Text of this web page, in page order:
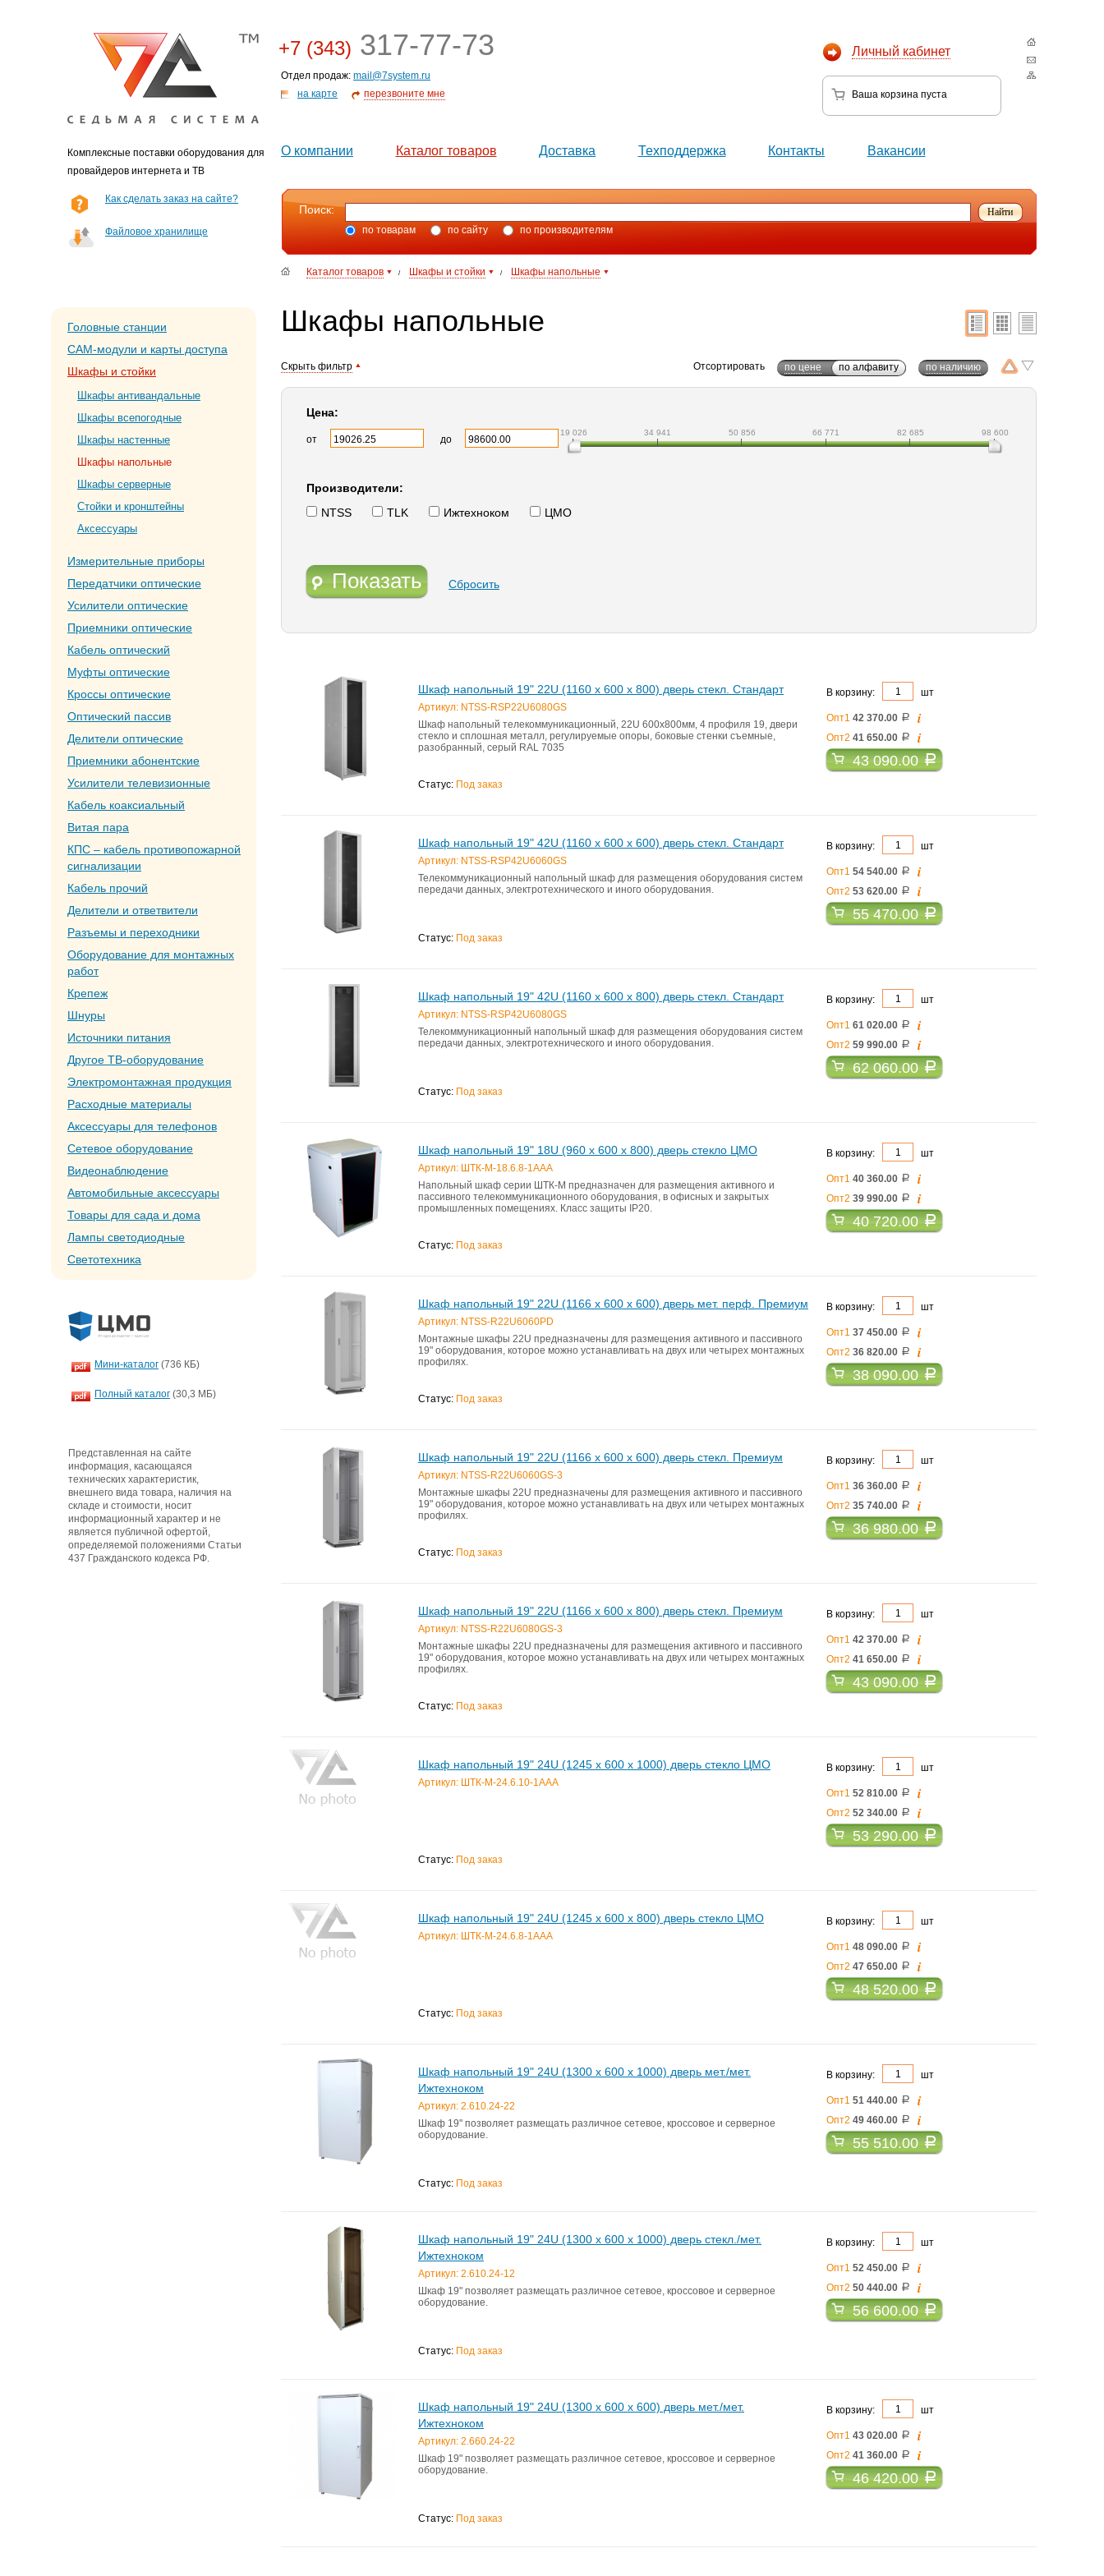
Комплексные поставки оборудования для
провайдеров интернета и ТВ
Личный кабинет
Ваша корзина пуста
+7 (343) 317-77-73
Отдел продаж: mail@7system.ru
на карте
перезвоните мне
О компании Каталог товаров Доставка Техподдержка Контакты Вакансии
Как сделать заказ на сайте?
Файловое хранилище
Поиск:
по товарам по сайту по производителям
Каталог товаров / Шкафы и стойки / Шкафы напольные
Головные станции
CAM-модули и карты доступа
Шкафы и стойки
Шкафы антивандальные
Шкафы всепогодные
Шкафы настенные
Шкафы напольные
Шкафы серверные
Стойки и кронштейны
Аксессуары
Измерительные приборы
Передатчики оптические
Усилители оптические
Приемники оптические
Кабель оптический
Муфты оптические
Кроссы оптические
Оптический пассив
Делители оптические
Приемники абонентские
Усилители телевизионные
Кабель коаксиальный
Витая пара
КПС – кабель противопожарной
сигнализации
Кабель прочий
Делители и ответвители
Разъемы и переходники
Оборудование для монтажных
работ
Крепеж
Шнуры
Источники питания
Другое ТВ-оборудование
Электромонтажная продукция
Расходные материалы
Аксессуары для телефонов
Сетевое оборудование
Видеонаблюдение
Автомобильные аксессуары
Товары для сада и дома
Лампы светодиодные
Светотехника
Мини-каталог (736 КБ)
Полный каталог (30,3 МБ)
Представленная на сайте
информация, касающаяся
технических характеристик,
внешнего вида товара, наличия на
складе и стоимости, носит
информационный характер и не
является публичной офертой,
определяемой положениями Статьи
437 Гражданского кодекса РФ.
Шкафы напольные
Отсортировать по цене по алфавиту по наличию
Скрыть фильтр
Цена:
от до
19 026 34 941 50 856 66 771 82 685 98 600
Производители:
NTSS
TLK Ижтехноком ЦМО
Показать Сбросить
Шкаф напольный 19" 22U (1160 х 600 х 800) дверь стекл. Стандарт
Артикул: NTSS-RSP22U6080GS
Шкаф напольный телекоммуникационный, 22U 600х800мм, 4 профиля 19, двери
стекло и сплошная металл, регулируемые опоры, боковые стенки съемные,
разобранный, серый RAL 7035
Статус: Под заказ
В корзину: шт
Опт1 42 370.00 a i
Опт2 41 650.00 a i
43 090.00a
Шкаф напольный 19" 42U (1160 х 600 х 600) дверь стекл. Стандарт
Артикул: NTSS-RSP42U6060GS
Телекоммуникационный напольный шкаф для размещения оборудования систем
передачи данных, электротехнического и иного оборудования.
Статус: Под заказ
В корзину: шт
Опт1 54 540.00 a i
Опт2 53 620.00 a i
55 470.00a
Шкаф напольный 19" 42U (1160 х 600 х 800) дверь стекл. Стандарт
Артикул: NTSS-RSP42U6080GS
Телекоммуникационный напольный шкаф для размещения оборудования систем
передачи данных, электротехнического и иного оборудования.
Статус: Под заказ
В корзину: шт
Опт1 61 020.00 a i
Опт2 59 990.00 a i
62 060.00a
Шкаф напольный 19" 18U (960 x 600 x 800) дверь стекло ЦМО
Артикул: ШТК-М-18.6.8-1ААА
Напольный шкаф серии ШТК-М предназначен для размещения активного и
пассивного телекоммуникационного оборудования, в офисных и закрытых
промышленных помещениях. Класс защиты IP20.
Статус: Под заказ
В корзину: шт
Опт1 40 360.00 a i
Опт2 39 990.00 a i
40 720.00a
Шкаф напольный 19" 22U (1166 х 600 х 600) дверь мет. перф. Премиум
Артикул: NTSS-R22U6060PD
Монтажные шкафы 22U предназначены для размещения актив­ного и пассивного
19" оборудования, которое можно устанавливать на двух или четырех монтажных
профилях.
Статус: Под заказ
В корзину: шт
Опт1 37 450.00 a i
Опт2 36 820.00 a i
38 090.00a
Шкаф напольный 19" 22U (1166 х 600 х 600) дверь стекл. Премиум
Артикул: NTSS-R22U6060GS-3
Монтажные шкафы 22U предназначены для размещения актив­ного и пассивного
19" оборудования, которое можно устанавливать на двух или четырех монтажных
профилях.
Статус: Под заказ
В корзину: шт
Опт1 36 360.00 a i
Опт2 35 740.00 a i
36 980.00a
Шкаф напольный 19" 22U (1166 х 600 х 800) дверь стекл. Премиум
Артикул: NTSS-R22U6080GS-3
Монтажные шкафы 22U предназначены для размещения актив­ного и пассивного
19" оборудования, которое можно устанавливать на двух или четырех монтажных
профилях.
Статус: Под заказ
В корзину: шт
Опт1 42 370.00 a i
Опт2 41 650.00 a i
43 090.00a
Шкаф напольный 19" 24U (1245 x 600 x 1000) дверь стекло ЦМО
Артикул: ШТК-М-24.6.10-1ААА
Статус: Под заказ
В корзину: шт
Опт1 52 810.00 a i
Опт2 52 340.00 a i
53 290.00a
Шкаф напольный 19" 24U (1245 x 600 x 800) дверь стекло ЦМО
Артикул: ШТК-М-24.6.8-1ААА
Статус: Под заказ
В корзину: шт
Опт1 48 090.00 a i
Опт2 47 650.00 a i
48 520.00a
Шкаф напольный 19" 24U (1300 x 600 х 1000) дверь мет./мет.
Ижтехноком
Артикул: 2.610.24-22
Шкаф 19" позволяет размещать различное сетевое, кроссовое и серверное
оборудование.
Статус: Под заказ
В корзину: шт
Опт1 51 440.00 a i
Опт2 49 460.00 a i
55 510.00a
Шкаф напольный 19" 24U (1300 x 600 х 1000) дверь стекл./мет.
Ижтехноком
Артикул: 2.610.24-12
Шкаф 19" позволяет размещать различное сетевое, кроссовое и серверное
оборудование.
Статус: Под заказ
В корзину: шт
Опт1 52 450.00 a i
Опт2 50 440.00 a i
56 600.00a
Шкаф напольный 19" 24U (1300 x 600 х 600) дверь мет./мет.
Ижтехноком
Артикул: 2.660.24-22
Шкаф 19" позволяет размещать различное сетевое, кроссовое и серверное
оборудование.
Статус: Под заказ
В корзину: шт
Опт1 43 020.00 a i
Опт2 41 360.00 a i
46 420.00a